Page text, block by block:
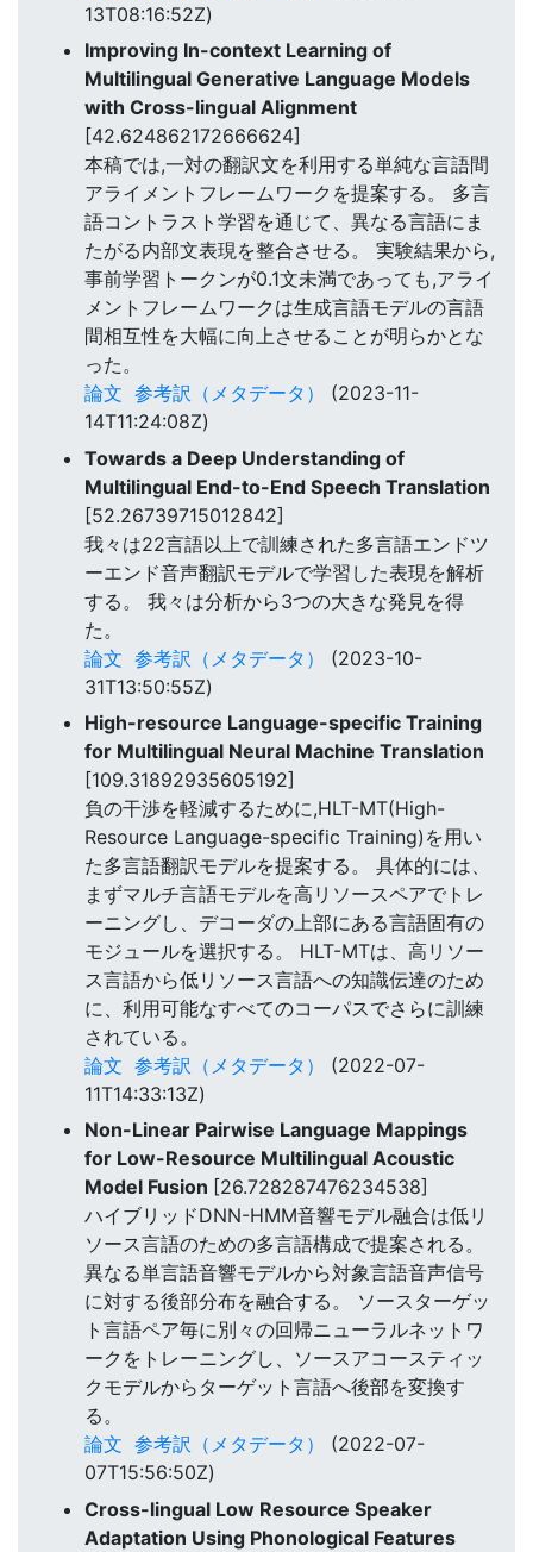
13T08:16:52Z)
Improving In-context Learning of
Multilingual Generative Language Models
with Cross-lingual Alignment
[42.624862172666624]
本稿では,一対の翻訳文を利用する単純な言語間
アライメントフレームワークを提案する。 多言
語コントラスト学習を通じて、異なる言語にま
たがる内部文表現を整合させる。 実験結果から,
事前学習トークンが0.1文未満であっても,アライ
メントフレームワークは生成言語モデルの言語
間相互性を大幅に向上させることが明らかとな
った。
論文 参考訳（メタデータ）
(2023-11-
14T11:24:08Z)
Towards a Deep Understanding of
Multilingual End-to-End Speech Translation
[52.26739715012842]
我々は22言語以上で訓練された多言語エンドツ
ーエンド音声翻訳モデルで学習した表現を解析
する。 我々は分析から3つの大きな発見を得
た。
論文 参考訳（メタデータ）
(2023-10-
31T13:50:55Z)
High-resource Language-specific Training
for Multilingual Neural Machine Translation
[109.31892935605192]
負の干渉を軽減するために,HLT-MT(High-
Resource Language-specific Training)を用い
た多言語翻訳モデルを提案する。 具体的には、
まずマルチ言語モデルを高リソースペアでトレ
ーニングし、デコーダの上部にある言語固有の
モジュールを選択する。 HLT-MTは、高リソー
ス言語から低リソース言語への知識伝達のため
に、利用可能なすべてのコーパスでさらに訓練
されている。
論文 参考訳（メタデータ）
(2022-07-
11T14:33:13Z)
Non-Linear Pairwise Language Mappings
for Low-Resource Multilingual Acoustic
Model Fusion [26.728287476234538]
ハイブリッドDNN-HMM音響モデル融合は低リ
ソース言語のための多言語構成で提案される。
異なる単言語音響モデルから対象言語音声信号
に対する後部分布を融合する。 ソースターゲッ
ト言語ペア毎に別々の回帰ニューラルネットワ
ークをトレーニングし、ソースアコースティッ
クモデルからターゲット言語へ後部を変換す
る。
論文 参考訳（メタデータ）
(2022-07-
07T15:56:50Z)
Cross-lingual Low Resource Speaker
Adaptation Using Phonological Features